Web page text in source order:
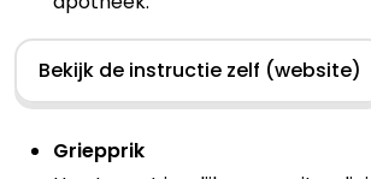
Bekijk de instructie zelf (website)
Griepprik